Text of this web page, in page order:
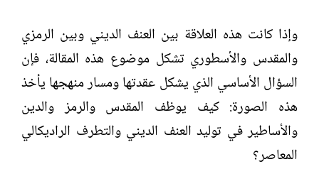
وإذا كانت هذه العلاقة بين العنف الديني وبين الرمزي
والمقدس والأسطوري تشكل موضوع هذه المقالة، فإن
السؤال الأساسي الذي يشكل عقدتها ومسار منهجها يأخذ
هذه الصورة: كيف يوظف المقدس والرمز والدين
والأساطير في توليد العنف الديني والتطرف الراديكالي
المعاصر؟